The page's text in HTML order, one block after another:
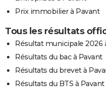
Prix immobilier à Pavant
Tous les résultats
Résultat municipale 2026
Résultats du bac à Pavant
Résultats du brevet à
Résultats du BTS à Pavant